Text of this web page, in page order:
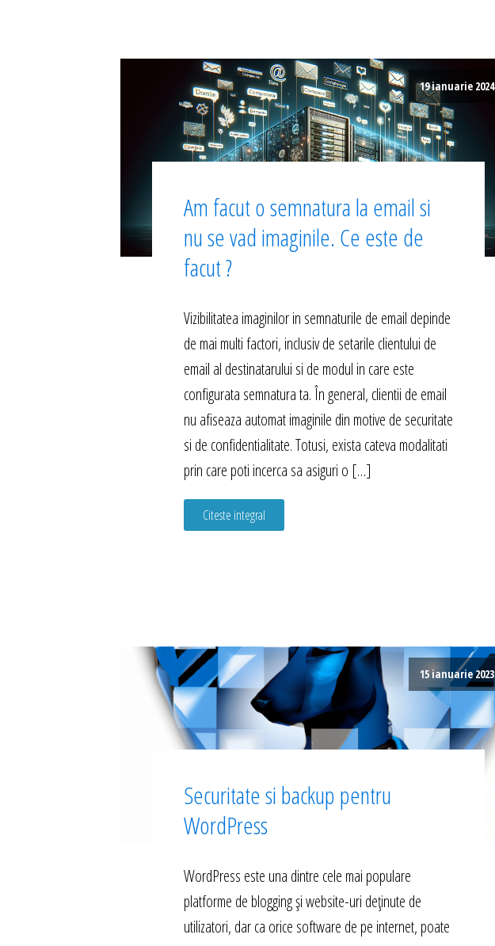
19 ianuarie 2024
Am facut o semnatura la email si
nu se vad imaginile. Ce este de
facut ?
Vizibilitatea imaginilor in semnaturile de email depinde
de mai multi factori, inclusiv de setarile clientului de
email al destinatarului si de modul in care este
configurata semnatura ta. În general, clientii de email
nu afiseaza automat imaginile din motive de securitate
si de confidentialitate. Totusi, exista cateva modalitati
prin care poti incerca sa asiguri o […]
Citeste integral
15 ianuarie 2023
Securitate si backup pentru
WordPress
WordPress este una dintre cele mai populare
platforme de blogging și website-uri deținute de
utilizatori, dar ca orice software de pe internet, poate